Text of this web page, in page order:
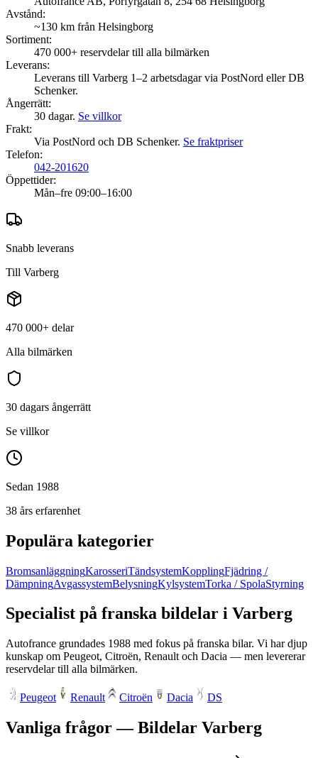
Avstånd:
~130 km från Helsingborg
Sortiment:
470 000+ reservdelar till alla bilmärken
Leverans:
Leverans till Varberg 1–2 arbetsdagar via PostNord eller DB
Schenker.
Ångerrätt:
30 dagar. Se villkor
Frakt:
Via PostNord och DB Schenker. Se fraktpriser
Telefon:
042-201620
Öppettider:
Mån–fre 09:00–16:00
Snabb leverans
Till Varberg
470 000+ delar
Alla bilmärken
30 dagars ångerrätt
Se villkor
Sedan 1988
38 års erfarenhet
Populära kategorier
BromsanläggningKarosseriTändsystemKopplingFjädring /
DämpningAvgassystemBelysningKylsystemTorka / SpolaStyrning
Specialist på franska bildelar i Varberg
Autofrance grundades 1988 med fokus på franska bilar. Vi har djup
kunskap om Peugeot, Citroën, Renault och Dacia — men levererar
reservdelar till alla bilmärken.
Peugeot Renault Citroën Dacia DS
Vanliga frågor — Bildelar Varberg